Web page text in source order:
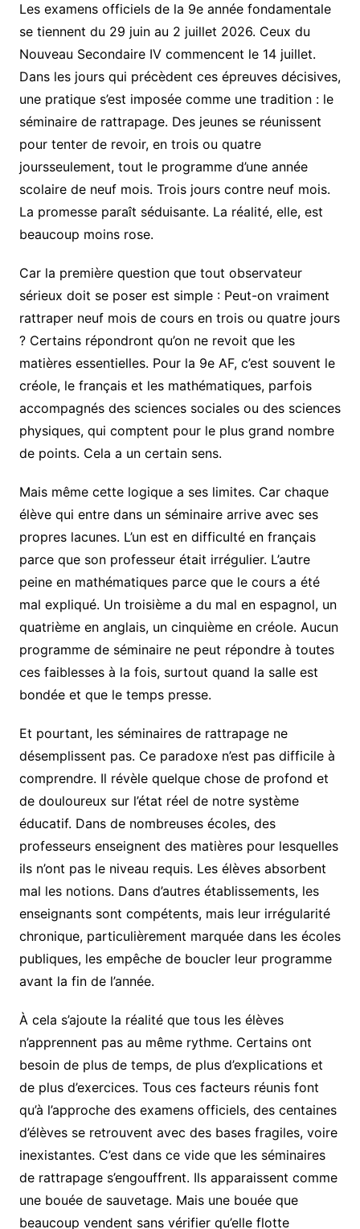
Les examens officiels de la 9e année fondamentale
se tiennent du 29 juin au 2 juillet 2026. Ceux du
Nouveau Secondaire IV commencent le 14 juillet.
Dans les jours qui précèdent ces épreuves décisives,
une pratique s’est imposée comme une tradition : le
séminaire de rattrapage. Des jeunes se réunissent
pour tenter de revoir, en trois ou quatre
joursseulement, tout le programme d’une année
scolaire de neuf mois. Trois jours contre neuf mois.
La promesse paraît séduisante. La réalité, elle, est
beaucoup moins rose.
Car la première question que tout observateur
sérieux doit se poser est simple : Peut-on vraiment
rattraper neuf mois de cours en trois ou quatre jours
? Certains répondront qu’on ne revoit que les
matières essentielles. Pour la 9e AF, c’est souvent le
créole, le français et les mathématiques, parfois
accompagnés des sciences sociales ou des sciences
physiques, qui comptent pour le plus grand nombre
de points. Cela a un certain sens.
Mais même cette logique a ses limites. Car chaque
élève qui entre dans un séminaire arrive avec ses
propres lacunes. L’un est en difficulté en français
parce que son professeur était irrégulier. L’autre
peine en mathématiques parce que le cours a été
mal expliqué. Un troisième a du mal en espagnol, un
quatrième en anglais, un cinquième en créole. Aucun
programme de séminaire ne peut répondre à toutes
ces faiblesses à la fois, surtout quand la salle est
bondée et que le temps presse.
Et pourtant, les séminaires de rattrapage ne
désemplissent pas. Ce paradoxe n’est pas difficile à
comprendre. Il révèle quelque chose de profond et
de douloureux sur l’état réel de notre système
éducatif. Dans de nombreuses écoles, des
professeurs enseignent des matières pour lesquelles
ils n’ont pas le niveau requis. Les élèves absorbent
mal les notions. Dans d’autres établissements, les
enseignants sont compétents, mais leur irrégularité
chronique, particulièrement marquée dans les écoles
publiques, les empêche de boucler leur programme
avant la fin de l’année.
À cela s’ajoute la réalité que tous les élèves
n’apprennent pas au même rythme. Certains ont
besoin de plus de temps, de plus d’explications et
de plus d’exercices. Tous ces facteurs réunis font
qu’à l’approche des examens officiels, des centaines
d’élèves se retrouvent avec des bases fragiles, voire
inexistantes. C’est dans ce vide que les séminaires
de rattrapage s’engouffrent. Ils apparaissent comme
une bouée de sauvetage. Mais une bouée que
beaucoup vendent sans vérifier qu’elle flotte